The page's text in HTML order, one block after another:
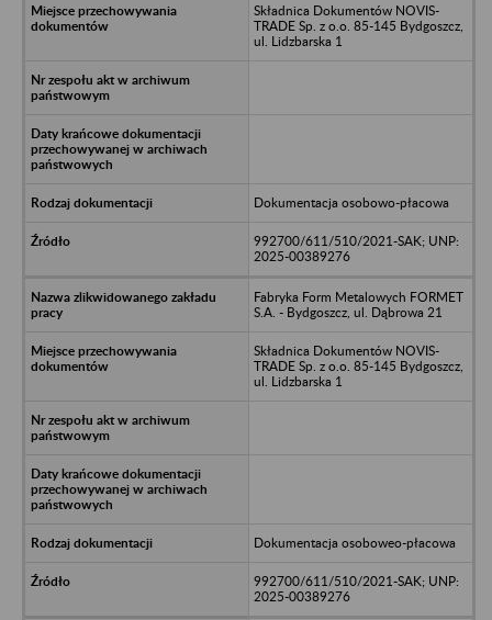
Składnica Dokumentów NOVIS-
TRADE Sp. z o.o. 85-145 Bydgoszcz,
ul. Lidzbarska 1
Dokumentacja osobowo-płacowa
992700/611/510/2021-SAK; UNP:
2025-00389276
Fabryka Form Metalowych FORMET
S.A. - Bydgoszcz, ul. Dąbrowa 21
Składnica Dokumentów NOVIS-
TRADE Sp. z o.o. 85-145 Bydgoszcz,
ul. Lidzbarska 1
Dokumentacja osoboweo-płacowa
992700/611/510/2021-SAK; UNP:
2025-00389276